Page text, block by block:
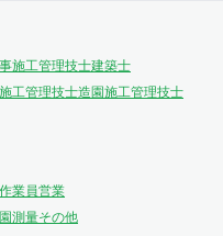
施工管理技士建築士
工管理技士造園施工管理技士
業員営業
測量その他